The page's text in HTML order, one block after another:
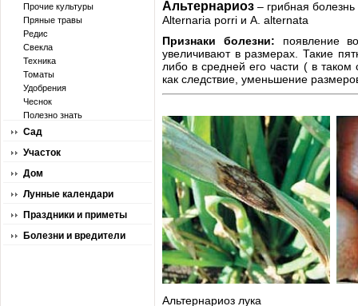
Прочие культуры
Пряные травы
Редис
Свекла
Техника
Томаты
Удобрения
Чеснок
Полезно знать
Сад
Участок
Дом
Лунные календари
Праздники и приметы
Болезни и вредители
Альтернариоз – грибная болезнь
Alternaria porri и A. alternata
Признаки болезни: появление
увеличивают в размерах. Такие
либо в средней его части ( в
как следствие, уменьшение
Альтернариоз лука